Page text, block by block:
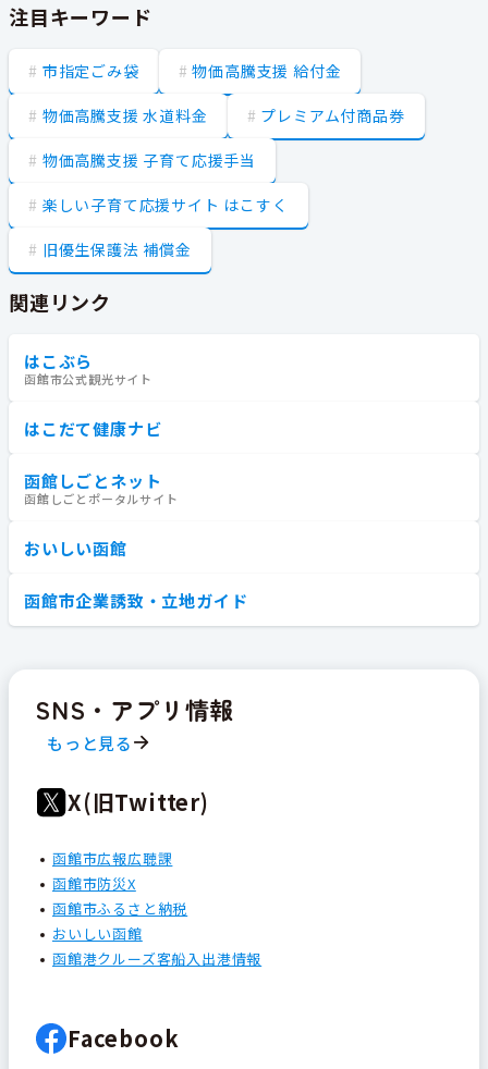
注目キーワード
市指定ごみ袋 物価高騰支援 給付金
物価高騰支援 水道料金 プレミアム付商品券
物価高騰支援 子育て応援手当
楽しい子育て応援サイト はこすく
旧優生保護法 補償金
関連リンク
はこぶら
函館市公式観光サイト
はこだて健康ナビ
函館しごとネット
函館しごとポータルサイト
おいしい函館
函館市企業誘致・立地ガイド
SNS・アプリ情報
もっと見る
X(旧Twitter)
函館市広報広聴課
函館市防災X
函館市ふるさと納税
おいしい函館
函館港クルーズ客船入出港情報
Facebook